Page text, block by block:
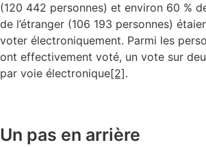
(120 442 personnes) et environ 60 %
de l’étranger (106 193 personnes)
voter électroniquement. Parmi les
ont effectivement voté, un vote sur
par voie électronique[2].
Un pas en arrière